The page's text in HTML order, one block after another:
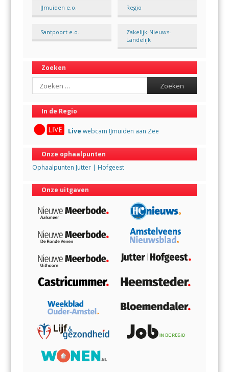
IJmuiden e.o. Regio
Santpoort e.o.
Zakelijk-Nieuws-
Landelijk
Zoeken
Search
In de Regio
Live webcam IJmuiden aan Zee
Onze ophaalpunten
Ophaalpunten Jutter | Hofgeest
Onze uitgaven